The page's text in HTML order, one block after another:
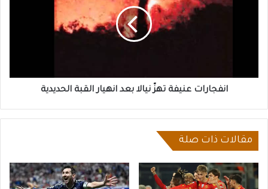
انفجارات عنيفة تهزّ نيالا بعد انهيار القبة الحديدية
مقالات ذات صلة